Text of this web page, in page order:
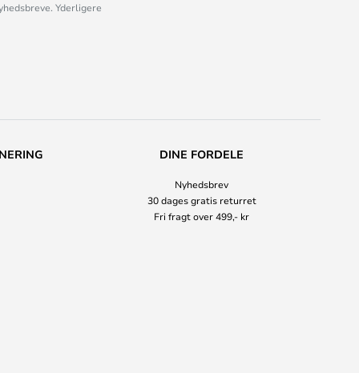
Yderligere
DINE FORDELE
Nyhedsbrev
30 dages gratis returret
Fri fragt over 499,- kr